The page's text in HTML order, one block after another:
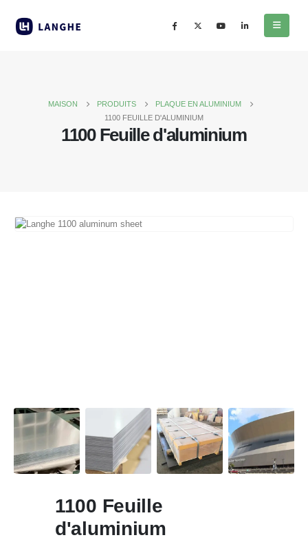
MAISON PRODUITS
PLAQUE EN ALUMINIUM
1100 FEUILLE D'ALUMINIUM
1100 Feuille d'aluminium
1100 Feuille
d'aluminium